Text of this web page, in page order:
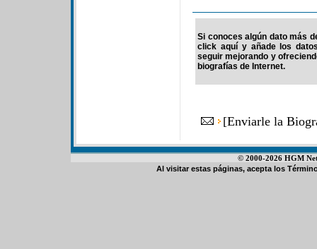
Si conoces algún dato más
click aquí y añade los
seguir mejorando y
biografías de Internet.
[Enviarle la
© 2000-2026 HGM
Al visitar estas páginas, acepta los